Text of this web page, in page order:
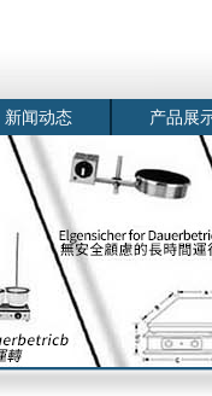
新闻动态 产品展